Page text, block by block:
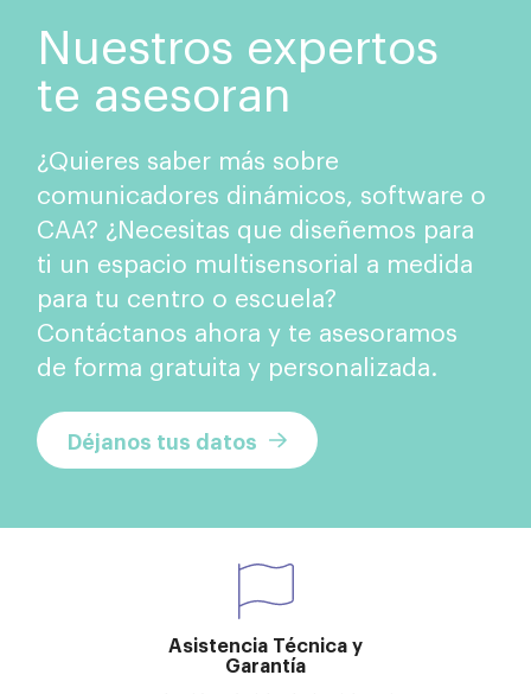
Nuestros expertos
te asesoran
¿Quieres saber más sobre
comunicadores dinámicos, software o
CAA? ¿Necesitas que diseñemos para
ti un espacio multisensorial a medida
para tu centro o escuela?
Contáctanos ahora y te asesoramos
de forma gratuita y personalizada.
Déjanos tus datos
Asistencia Técnica y
Garantía